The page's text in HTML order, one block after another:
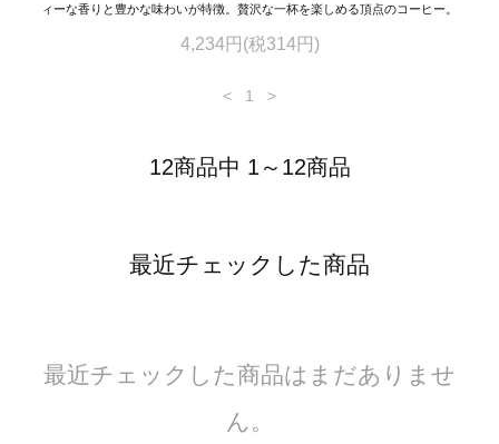
ィーな香りと豊かな味わいが特徴。贅沢な一杯を楽しめる頂点のコーヒー。
4,234円(税314円)
< 1 >
12商品中 1～12商品
最近チェックした商品
最近チェックした商品はまだありませ
ん。